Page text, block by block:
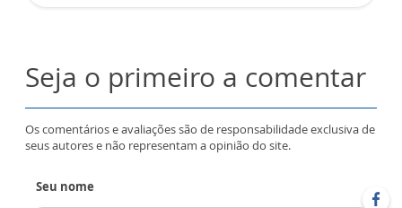
Seja o primeiro a comentar
Os comentários e avaliações são de responsabilidade exclusiva de
seus autores e não representam a opinião do site.
Seu nome